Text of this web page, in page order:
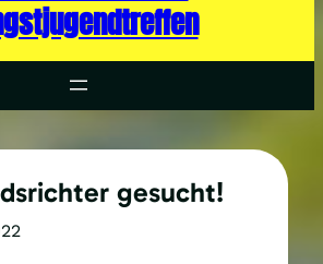
gesucht!